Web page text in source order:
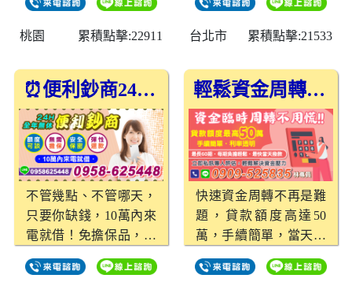
抵押、免照會，還款方
式超彈性，借錢就是這
竹借款，免費評估，絕
對安全無騙局，快來試
試吧！
桃園 累積點擊:22911
人，人人都能申辦 👌
💰 借款實拿金額超透
29800 🔹借6萬，實拿
59600 🔹借9萬，實拿
89100 台北借款、新北
借款 🔥立即申辦、快速
撥款，幫您把生活顧
好、事業顧穩！
台北市 累積點擊:21533
⏰便利鈔商24小時全年無休
不管幾點、不管哪天，
只要你缺錢，10萬內來
電就借！免擔保品，額
密，還款彈性大，讓你
輕鬆資金周轉，最高貸款50萬，立即申請！
快速資金周轉不再是難
題，貸款額度高達50
萬，手續簡單，當天即
財務壓力。